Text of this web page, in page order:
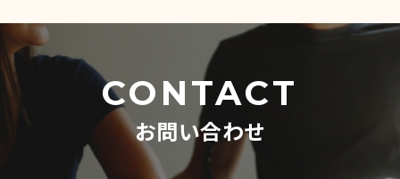
CONTACT
お問い合わせ